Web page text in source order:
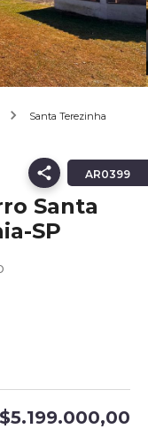
Santa Terezinha
AR0399
Santa
SP